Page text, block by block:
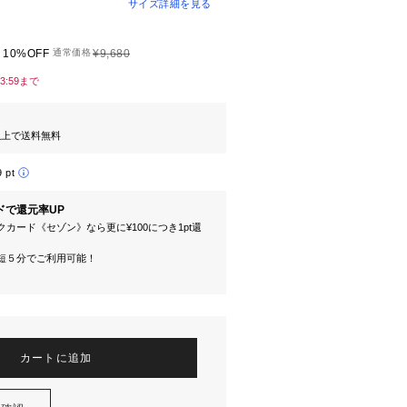
サイズ詳細を見る
10%OFF 通常価格¥9,680
まで
で送料無料
pt
で還元率UP
カード《セゾン》なら更に¥100につき1pt還
５分でご利用可能！
カートに追加